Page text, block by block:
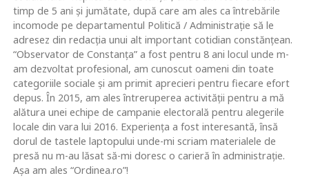
timp de 5 ani și jumătate, după care am ales ca întrebările
incomode pe departamentul Politică / Administrație să le
adresez din redacția unui alt important cotidian constănțean.
“Observator de Constanța” a fost pentru 8 ani locul unde m-
am dezvoltat profesional, am cunoscut oameni din toate
categoriile sociale și am primit aprecieri pentru fiecare efort
depus. În 2015, am ales întreruperea activității pentru a mă
alătura unei echipe de campanie electorală pentru alegerile
locale din vara lui 2016. Experiența a fost interesantă, însă
dorul de tastele laptopului unde-mi scriam materialele de
presă nu m-au lăsat să-mi doresc o carieră în administrație.
Așa am ales “Ordinea.ro”!